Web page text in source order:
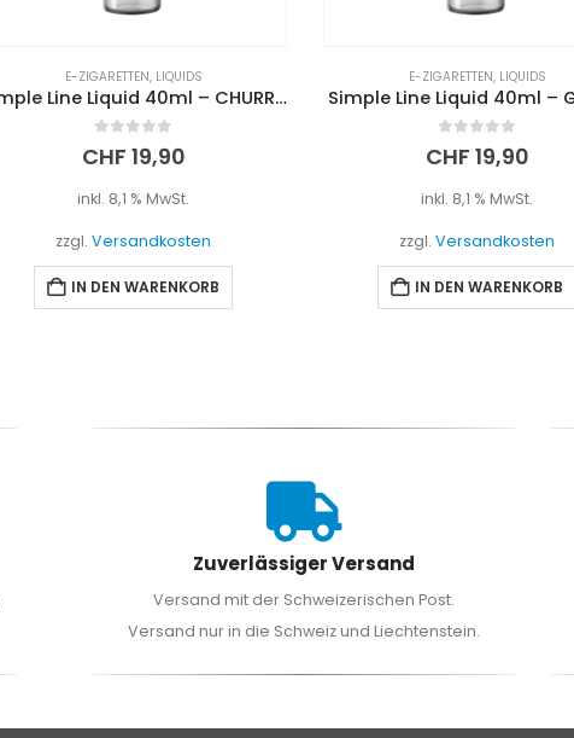
E-ZIGARETTEN, LIQUIDS
Simple Line Liquid 40ml – CHURROS
out of 5
CHF19,90
inkl. 8,1 % MwSt.
zzgl. Versandkosten
IN DEN WARENKORB
E-ZIGARETTEN, LIQUIDS
Simple Line Liquid 40ml –
out of 5
CHF19,90
inkl. 8,1 % MwSt.
zzgl. Versandkosten
IN DEN WARENKORB
Zuverlässiger Versand
Versand mit der Schweizerischen Post.
Versand nur in die Schweiz und Liechtenstein.